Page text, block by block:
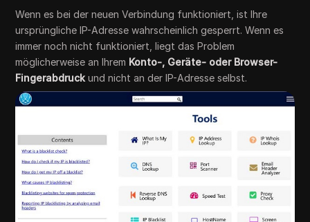
Wenn es bei der neuen Verbindung funktioniert, ist Ihre
ursprüngliche IP-Adresse wahrscheinlich gesperrt. Wenn es
immer noch nicht funktioniert, liegt das Problem
möglicherweise an Ihrem Konto-, Geräte- oder Browser-
Fingerabdruckund nicht an der IP-Adresse selbst.